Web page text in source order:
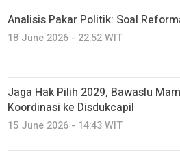
Analisis Pakar Politik: Soal
18 June 2026 - 22:52 WIT
Jaga Hak Pilih 2029, Bawaslu
Koordinasi ke Disdukcapil
15 June 2026 - 14:43 WIT